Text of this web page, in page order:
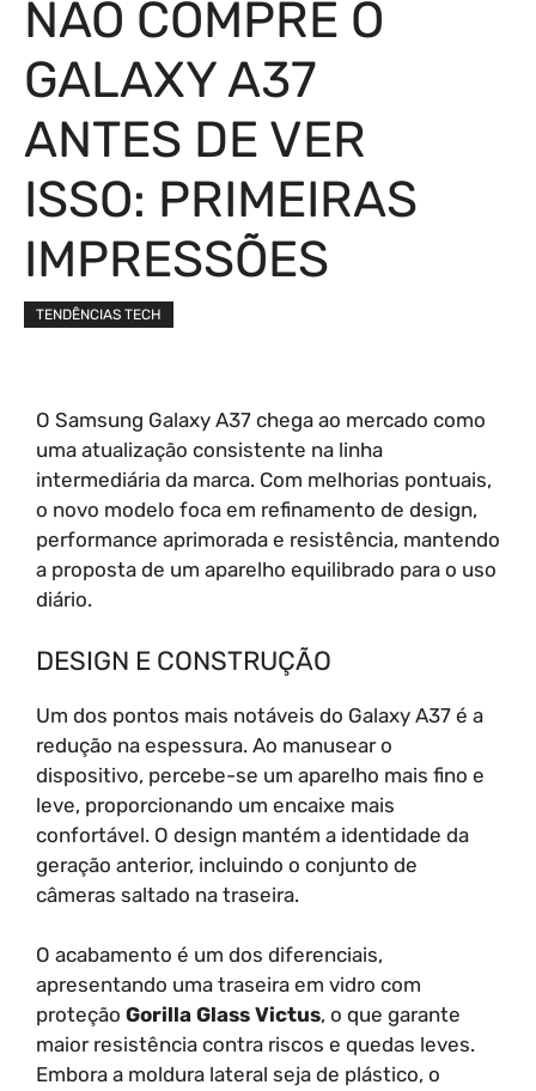
NÃO COMPRE O
GALAXY A37
ANTES DE VER
ISSO: PRIMEIRAS
IMPRESSÕES
TENDÊNCIAS TECH
O Samsung Galaxy A37 chega ao mercado como
uma atualização consistente na linha
intermediária da marca. Com melhorias pontuais,
o novo modelo foca em refinamento de design,
performance aprimorada e resistência, mantendo
a proposta de um aparelho equilibrado para o uso
diário.
DESIGN E CONSTRUÇÃO
Um dos pontos mais notáveis do Galaxy A37 é a
redução na espessura. Ao manusear o
dispositivo, percebe-se um aparelho mais fino e
leve, proporcionando um encaixe mais
confortável. O design mantém a identidade da
geração anterior, incluindo o conjunto de
câmeras saltado na traseira.
O acabamento é um dos diferenciais,
apresentando uma traseira em vidro com
proteção Gorilla Glass Victus, o que garante
maior resistência contra riscos e quedas leves.
Embora a moldura lateral seja de plástico, o